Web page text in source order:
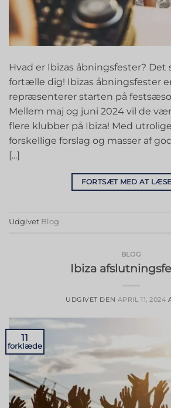
Hvad er Ibizas åbningsfester? Det
fortælle dig! Ibizas åbningsfester
repræsenterer starten på
Mellem maj og juni 2024 vil de
flere klubber på Ibiza! Med
forskellige forslag og masser af
[...]
FORTSÆT MED AT LÆSE
Udgivet Blog
BLOG
Ibiza
UDGIVET DEN APRIL 11, 2024
11
forklæde